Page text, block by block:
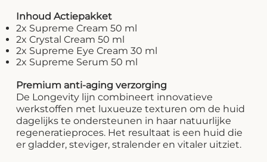
Inhoud Actiepakket
2x Supreme Cream 50 ml
2x Crystal Cream 50 ml
2x Supreme Eye Cream 30 ml
2x Supreme Serum 50 ml
Premium anti-aging verzorging
De Longevity lijn combineert innovatieve
werkstoffen met luxueuze texturen om de huid
dagelijks te ondersteunen in haar natuurlijke
regeneratieproces. Het resultaat is een huid die
er gladder, steviger, stralender en vitaler uitziet.